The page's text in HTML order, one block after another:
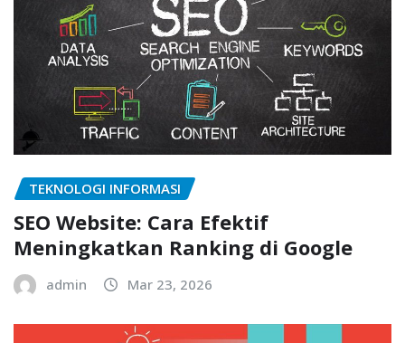
TEKNOLOGI INFORMASI
SEO Website: Cara Efektif
Meningkatkan Ranking di Google
admin Mar 23, 2026